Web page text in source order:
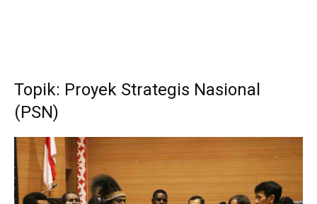
Topik: Proyek Strategis Nasional
(PSN)